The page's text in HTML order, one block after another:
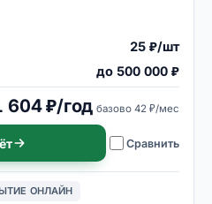
25 ₽/шт
до 500 000 ₽
604 ₽/год базово 42 ₽/мес
Сравнить
ОНЛАЙН